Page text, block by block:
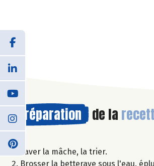
Préparation de la
Laver la mâche, la trier.
Brosser la betterave sous l'eau,